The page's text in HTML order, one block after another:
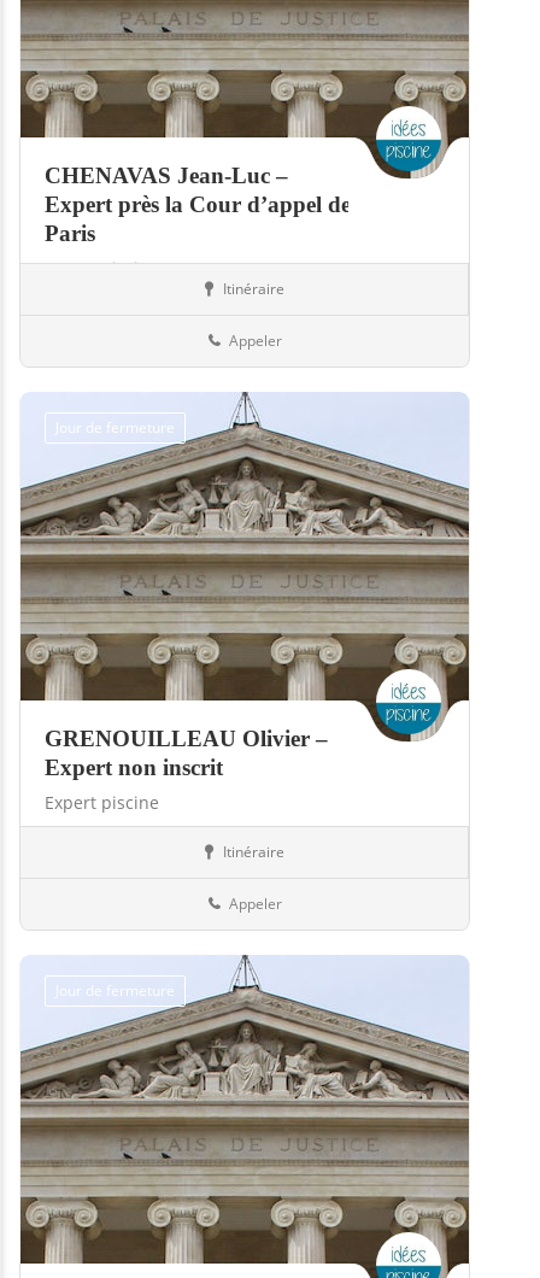
CHENAVAS Jean-Luc –
Expert près la Cour d’appel de
Paris
Expert piscine
Itinéraire
Appeler
Jour de fermeture
GRENOUILLEAU Olivier –
Expert non inscrit
Expert piscine
64-Pyrénées-Atlantiques
Itinéraire
Appeler
Jour de fermeture